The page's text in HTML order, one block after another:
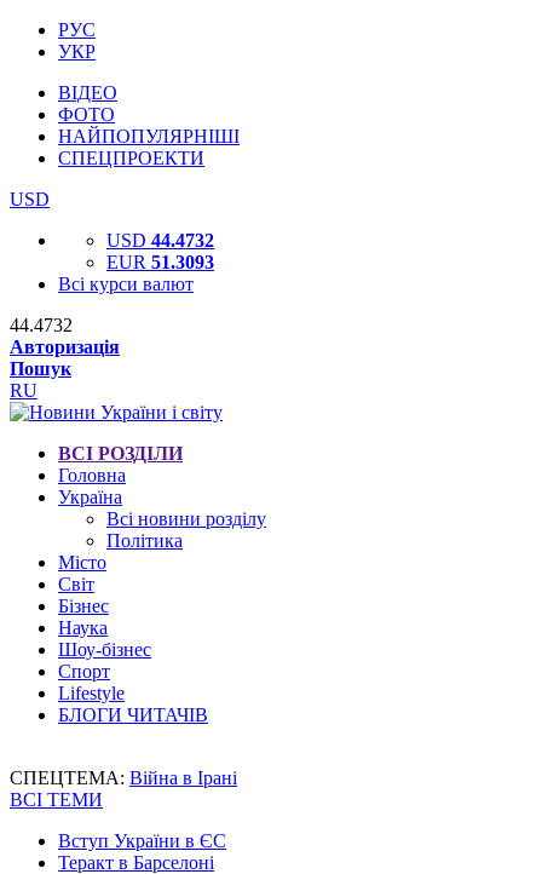
РУС
УКР
ВІДЕО
ФОТО
НАЙПОПУЛЯРНІШІ
СПЕЦПРОЕКТИ
USD
USD 44.4732
EUR 51.3093
Всі курси валют
44.4732
Авторизація
Пошук
RU
ВСІ РОЗДІЛИ
Головна
Україна
Всі новини розділу
Політика
Місто
Світ
Бізнес
Наука
Шоу-бізнес
Спорт
Lifestyle
БЛОГИ ЧИТАЧІВ
СПЕЦТЕМА: Війна в Ірані
ВСІ ТЕМИ
Вступ України в ЄС
Теракт в Барселоні